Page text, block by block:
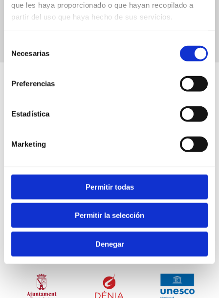
que les haya proporcionado o que hayan recopilado a
partir del uso que haya hecho de sus servicios.
Necesarias
Preferencias
Estadística
Marketing
Permitir todas
Permitir la selección
Denegar
Ajuntament de Dénia
Àrea de Turisme
Plaza Oculista Buigues, 9. 03700 Dénia
T. 96 642 23 67
denia@touristinfo.net